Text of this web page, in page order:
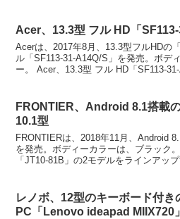
Acer、13.3型 フル HD「SF113-
Acerは、2017年8月、13.3型フルHDの
ル「SF113-31-A14Q/S」を発売。ボデ
ー。 Acer、13.3型 フル HD「SF113-
FRONTIER、Android 8.1搭載
10.1型
FRONTIERは、2018年11月、Android
を発売。ボディーカラーは、ブラック
「JT10-81B」の2モデルをラインアッ
レノボ、12型のキーボード付き
PC「Lenovo ideapad MIIX720」